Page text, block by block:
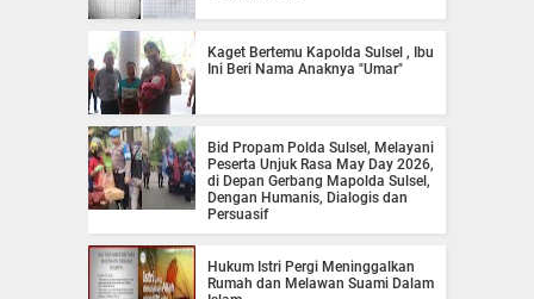
Kaget Bertemu Kapolda Sulsel , Ibu
Ini Beri Nama Anaknya "Umar"
Bid Propam Polda Sulsel, Melayani
Peserta Unjuk Rasa May Day 2026,
di Depan Gerbang Mapolda Sulsel,
Dengan Humanis, Dialogis dan
Persuasif
Hukum Istri Pergi Meninggalkan
Rumah dan Melawan Suami Dalam